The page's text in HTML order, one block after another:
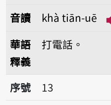
音讀
khà tiān-uē
華語
釋義
打電話。
序號13開關
序號
13